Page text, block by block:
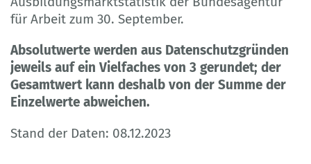
für Arbeit zum 30. September.
Absolutwerte werden aus Datenschutzgründen
jeweils auf ein Vielfaches von 3 gerundet; der
Gesamtwert kann deshalb von der Summe der
Einzelwerte abweichen.
Stand der Daten: 08.12.2023